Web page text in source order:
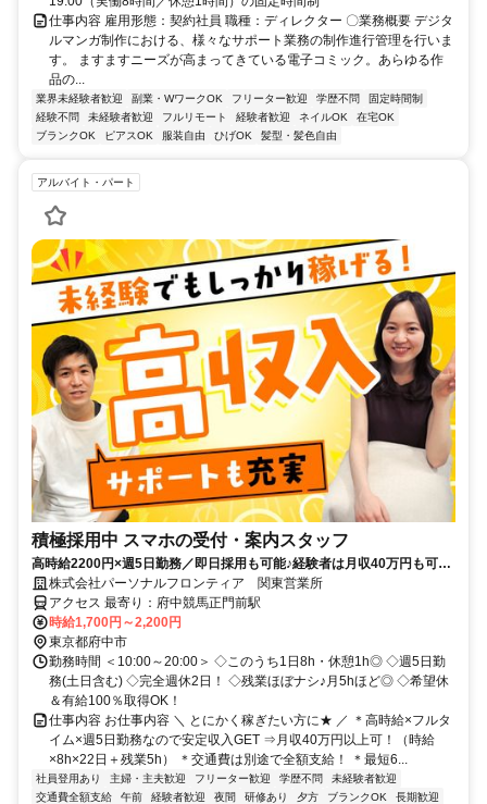
仕事内容 雇用形態：契約社員 職種：ディレクター 〇業務概要 デジタ
ルマンガ制作における、様々なサポート業務の制作進行管理を行いま
す。 ますますニーズが高まってきている電子コミック。あらゆる作
品の...
業界未経験者歓迎 副業・WワークOK フリーター歓迎 学歴不問
固定時間制
経験不問
未経験者歓迎 フルリモート 経験者歓迎 ネイルOK
在宅OK
ブランクOK
ピアスOK 服装自由 ひげOK 髪型・髪色自由
アルバイト・パート
積極採用中 スマホの受付・案内スタッフ
高時給2200円×週5日勤務／即日採用も可能♪経験者は月収40万円も可◎
／残業ほぼナシ♪
株式会社パーソナルフロンティア 関東営業所
アクセス 最寄り：府中競馬正門前駅
時給1,700円～2,200円
東京都府中市
勤務時間 ＜10:00～20:00＞ ◇このうち1日8h・休憩1h◎ ◇週5日勤
務(土日含む) ◇完全週休2日！ ◇残業ほぼナシ♪月5hほど◎ ◇希望休
＆有給100％取得OK！
仕事内容 お仕事内容 ＼ とにかく稼ぎたい方に★ ／ ＊高時給×フルタ
イム×週5日勤務なので安定収入GET ⇒月収40万円以上可！（時給
×8h×22日＋残業5h） ＊交通費は別途で全額支給！ ＊最短6...
社員登用あり 主婦・主夫歓迎 フリーター歓迎 学歴不問
未経験者歓迎
交通費全額支給
午前 経験者歓迎 夜間 研修あり 夕方 ブランクOK
長期歓迎